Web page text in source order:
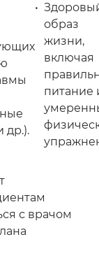
др.).
образ
жизни,
включая
питание
с врачом